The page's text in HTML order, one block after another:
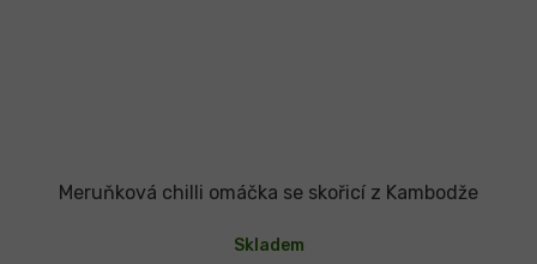
Meruňková chilli omáčka se skořicí z Kambodže
Skladem